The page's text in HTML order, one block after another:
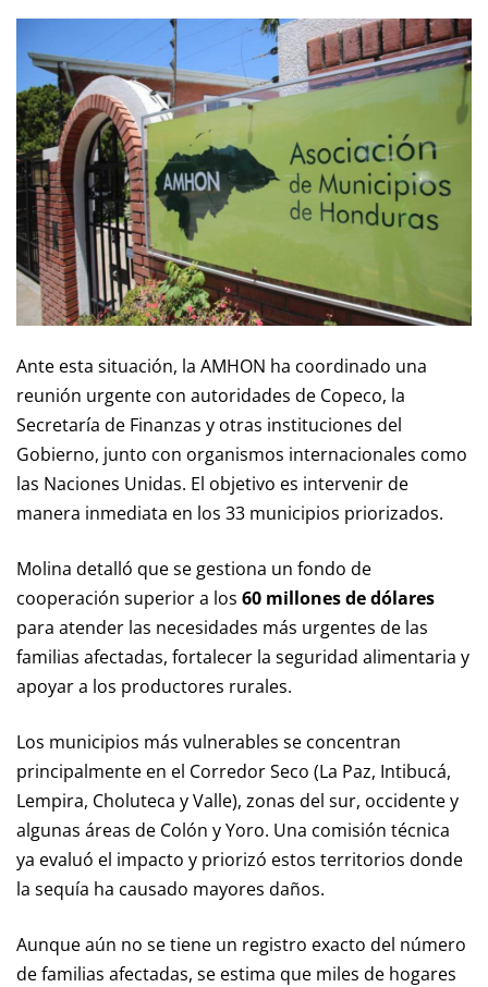
Ante esta situación, la AMHON ha coordinado una
reunión urgente con autoridades de Copeco, la
Secretaría de Finanzas y otras instituciones del
Gobierno, junto con organismos internacionales como
las Naciones Unidas. El objetivo es intervenir de
manera inmediata en los 33 municipios priorizados.
Molina detalló que se gestiona un fondo de
cooperación superior a los 60 millones de dólares
para atender las necesidades más urgentes de las
familias afectadas, fortalecer la seguridad alimentaria y
apoyar a los productores rurales.
Los municipios más vulnerables se concentran
principalmente en el Corredor Seco (La Paz, Intibucá,
Lempira, Choluteca y Valle), zonas del sur, occidente y
algunas áreas de Colón y Yoro. Una comisión técnica
ya evaluó el impacto y priorizó estos territorios donde
la sequía ha causado mayores daños.
Aunque aún no se tiene un registro exacto del número
de familias afectadas, se estima que miles de hogares